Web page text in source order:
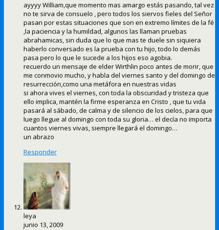
ayyyy William,que momento mas amargo estás pasando, tal vez
no te sirva de consuelo , pero todos los siervos fieles del Señor
pasan por estas situaciones que son en extremo límites de la fé
,la paciencia y la humildad, algunos las llaman pruebas
abrahamicas, sin duda que lo que mas te duele sin siquiera
haberlo conversado es la prueba con tu hijo, todo lo demás
pasa pero lo que le sucede a los hijos eso agobia.
recuerdo un mensaje de elder Wirthlin poco antes de morir, que
me conmovio mucho, y habla del viernes santo y del domingo de
resurrección,como una metáfora en nuestras vidas
si ahora vives el viernes, con toda la obscuridad y tristeza que
ello implica, mantén la firme esperanza en Cristo , que tu vida
pasará al sábado, de calma y de silencio de los cielos, para que
luego llegue al domingo con toda su gloria… el decía no importa
cuantos viernes vivas, siempre llegará el domingo…
un abrazo
Responder
leya
junio 13, 2009